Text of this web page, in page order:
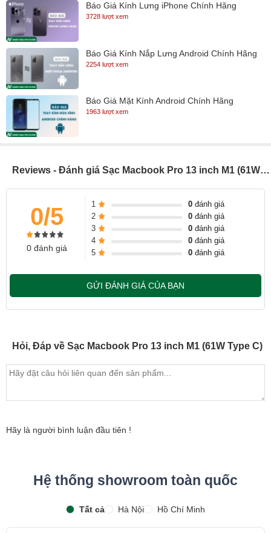
Bảo hành Sạc Macbook Pro 61W USB-C :
Sạc Macbook Pro 61W USB-C
chúng tôi cung cấp đã bao gồm thân sạc và sợi cáp USB-C Charge
Cable . Sản phẩm cam kết về chất lượng cũng như chính sách
hoàn tiền nếu khách hàng phát hiện Sạc Macbook không phải
chính hãng và không theo quy chuẩn của Apple .
Báo Giá Kính Lưng iPhone Chính Hãng
3728 lượt xem
Báo Giá Kính Nắp Lưng Android Chính Hãng
2254 lượt xem
Báo Giá Mặt Kính Android Chính Hãng
1963 lượt xem
Reviews - Đánh giá Sạc Macbook Pro 13 inch M1 (61W Type C)
0/5
0 đánh giá
1 0đánh giá
2
0đánh giá
3
0đánh giá
4
0đánh giá
5
0đánh giá
GỬI ĐÁNH GIÁ CỦA BẠN
Hỏi, Đáp về Sạc Macbook Pro 13 inch M1 (61W Type C)
Hãy là người bình luận đầu tiên !
Hệ thống showroom toàn quốc
Tất cả Hà Nội Hồ Chí Minh